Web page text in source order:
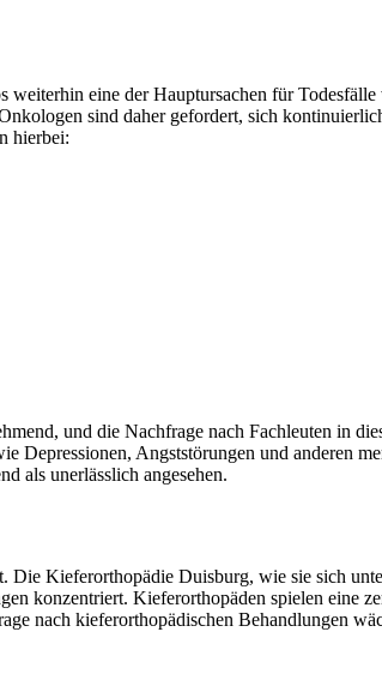
eine der Hauptursachen für
sind daher gefordert, sich
hierbei:
und die Nachfrage nach Fachleuten in
Angststörungen und anderen
als unerlässlich angesehen.
Die Kieferorthopädie Duisburg, wie sie sich
konzentriert. Kieferorthopäden spielen eine
nach kieferorthopädischen Behandlungen